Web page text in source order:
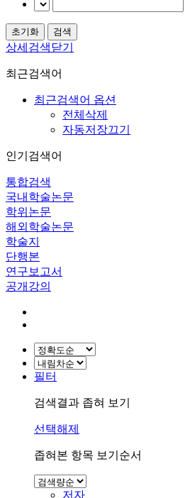
상세검색닫기
최근검색어
최근검색어 옵션
전체삭제
자동저장끄기
인기검색어
통합검색
국내학술논문
학위논문
해외학술논문
학술지
단행본
연구보고서
공개강의
필터
검색결과 좁혀 보기
선택해제
좁혀본 항목 보기순서
저자